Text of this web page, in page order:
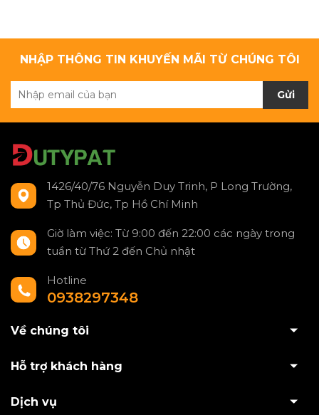
NHẬP THÔNG TIN KHUYẾN MÃI TỪ CHÚNG TÔI
Gửi
1426/40/76 Nguyễn Duy Trinh, P Long Trường,
Tp Thủ Đức, Tp Hồ Chí Minh
Giờ làm việc: Từ 9:00 đến 22:00 các ngày trong
tuần từ Thứ 2 đến Chủ nhật
Hotline
0938297348
Về chúng tôi
Hỗ trợ khách hàng
Dịch vụ